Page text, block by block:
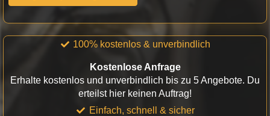
100% kostenlos & unverbindlich
Kostenlose Anfrage
Erhalte kostenlos und unverbindlich bis zu 5 Angebote. Du
erteilst hier keinen Auftrag!
Einfach, schnell & sicher